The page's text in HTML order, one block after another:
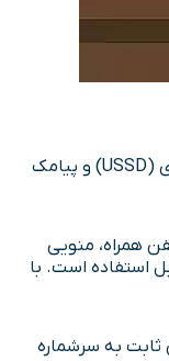
برای آن دسته از کاربران که دسترسی آسان به اینترنت ندارند یا ترجیح می دهند بدون نیاز به ورود به سایت و اپلیکیشن قبض تلفن خود را مشاهده کنند، استفاده از روش های کد دستوری (USSD) و پیامک
همراه، منویی
استفاده است. با
ثابت به سرشماره